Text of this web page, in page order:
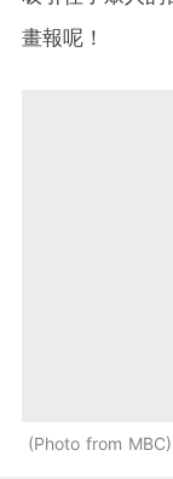
畫報呢！
Photo from MBC